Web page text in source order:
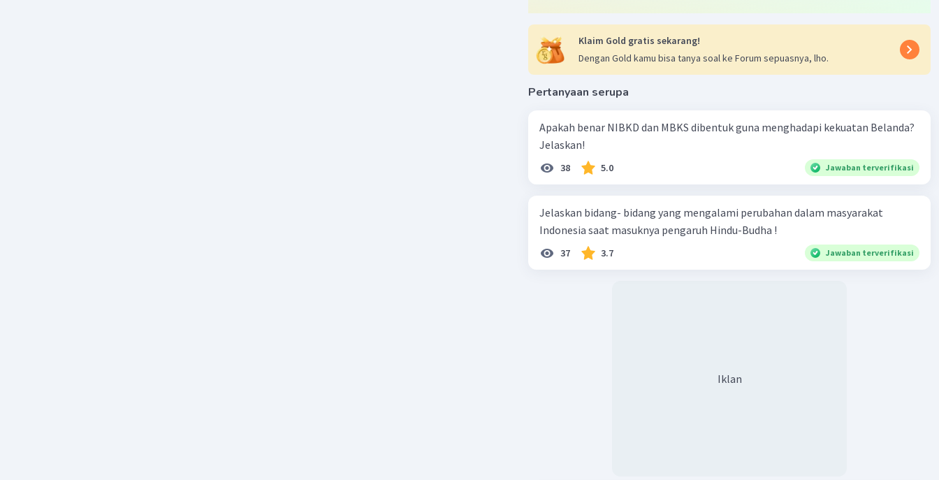
Klaim Gold gratis sekarang!
Dengan Gold kamu bisa tanya soal ke Forum sepuasnya, lho.
Pertanyaan serupa
Apakah benar NIBKD dan MBKS dibentuk guna menghadapi kekuatan Belanda?
Jelaskan!
38 5.0 Jawaban terverifikasi
Jelaskan bidang- bidang yang mengalami perubahan dalam masyarakat
Indonesia saat masuknya pengaruh Hindu-Budha !
37 3.7 Jawaban terverifikasi
Iklan